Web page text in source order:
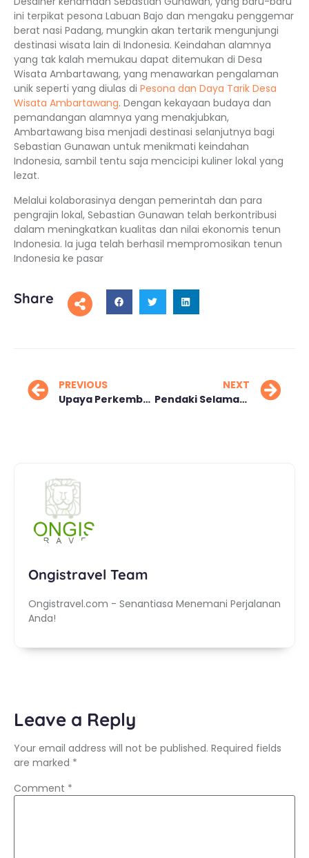
ini terpikat pesona Labuan Bajo dan mengaku penggemar
berat nasi Padang, mungkin akan tertarik mengunjungi
destinasi wisata lain di Indonesia. Keindahan alamnya
yang tak kalah memukau dapat ditemukan di Desa
Wisata Ambartawang, yang menawarkan pengalaman
unik seperti yang diulas di Pesona dan Daya Tarik Desa
Wisata Ambartawang. Dengan kekayaan budaya dan
pemandangan alamnya yang menakjubkan,
Ambartawang bisa menjadi destinasi selanjutnya bagi
Sebastian Gunawan untuk menikmati keindahan
Indonesia, sambil tentu saja mencicipi kuliner lokal yang
lezat.
Melalui kolaborasinya dengan pemerintah dan para
pengrajin lokal, Sebastian Gunawan telah berkontribusi
dalam meningkatkan kualitas dan nilai ekonomis tenun
Indonesia. Ia juga telah berhasil mempromosikan tenun
Indonesia ke pasar
Share
PREVIOUS
Upaya Perkembangbiakan Badak Sumatera di Way Kambas
NEXT
Pendaki Selamat Dievakuasi dari Jurang Merapi
Ongistravel Team
Ongistravel.com - Senantiasa Menemani Perjalanan
Anda!
Leave a Reply
Your email address will not be published. Required fields
are marked *
Comment *